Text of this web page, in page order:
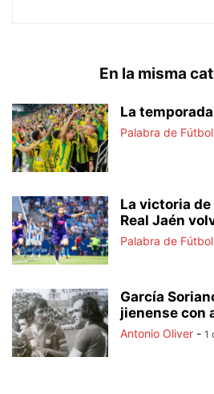
En la misma
La
Palabra de Fútbol
La victoria
Real Jaén
Palabra de Fútbol
García
jienense con
Antonio Oliver - 1